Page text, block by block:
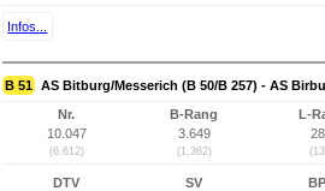
Infos...
B 51 AS Bitburg/Messerich (B 50/B 257) - AS
Nr.
10.047
(6.612)
B-Rang
3.649
(1.362)
L-
DTV
SV